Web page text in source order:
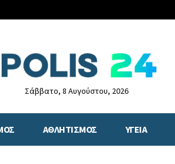
Σάββατο, 8 Αυγούστου, 2026
ΑΘΛΗΤΙΣΜΟΣ ΥΓΕΙΑ